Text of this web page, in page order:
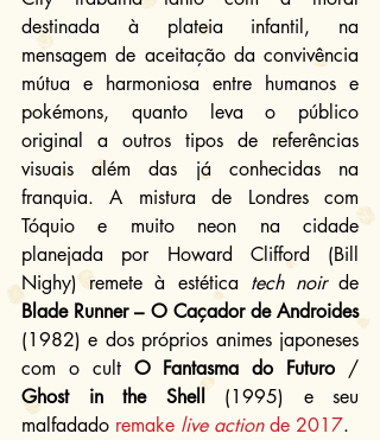
destinada à plateia infantil, na
mensagem de aceitação da convivência
mútua e harmoniosa entre humanos e
pokémons, quanto leva o público
original a outros tipos de referências
visuais além das já conhecidas na
franquia. A mistura de Londres com
Tóquio e muito neon na cidade
planejada por Howard Clifford (Bill
Nighy) remete à estética tech noir
Blade Runner – O Caçador de Androides
(1982) e dos próprios animes japoneses
com o cult O Fantasma do Futuro
Ghost in the Shell (1995) e seu
malfadado remake live action de 2017.